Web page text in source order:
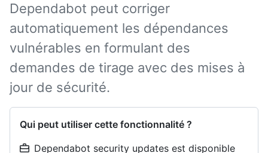
Dependabot peut corriger
automatiquement les dépendances
vulnérables en formulant des
demandes de tirage avec des mises à
jour de sécurité.
Qui peut utiliser cette fonctionnalité ?
Dependabot security updates est disponible